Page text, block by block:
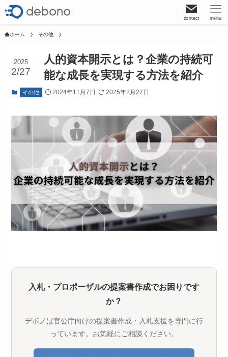
contact menu
ホーム その他
人的資本開示とは？企業の持続可
能な成長を実現する方法を紹介
2025
2/27
その他 2024年11月7日 2025年2月27日
入札・プロポーザルの提案書作成でお困りです
か？
デボノは官公庁向けの提案書作成・入札支援を専門に行
っています。お気軽にご相談ください。